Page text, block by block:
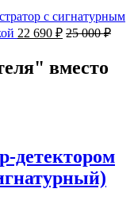
с сигнатурным
22 690 ₽ 25 000₽
вместо
детектором